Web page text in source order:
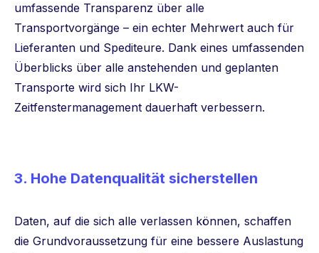
umfassende Transparenz über alle
Transportvorgänge – ein echter Mehrwert auch für
Lieferanten und Spediteure. Dank eines umfassenden
Überblicks über alle anstehenden und geplanten
Transporte wird sich Ihr LKW-
Zeitfenstermanagement dauerhaft verbessern.
3. Hohe Datenqualität sicherstellen
Daten, auf die sich alle verlassen können, schaffen
die Grundvoraussetzung für eine bessere Auslastung